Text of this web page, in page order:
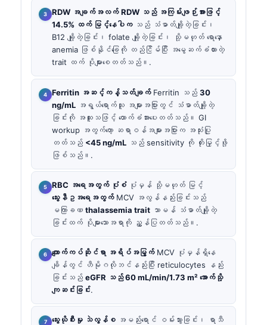
RDW အချက်အလက် RDW သည် အကြမ်းဖျဉ်းအားဖြင့်
14.5% ထက် မြင့်နေပါကသည် သံဓာတ်ချို့တဲ့ခြင်း၊
B12 ချို့တဲ့ခြင်း၊ folate ချို့တဲ့ခြင်း၊ သို့မဟုတ် ရောနှော
anemia ဖြစ်နိုင်ခြေကို တည်ငြိမ်ပြီး အမွေဆက်ခံထားတဲ့
trait ထက် ပိုများစေတတ်သည်။.
Ferritin အဆင့်ကန့်သတ်ချက်Ferritin သည် 30
ng/mL အရွယ်ရောက်သူ အများအပြားတွင် သံဓာတ်ချို့တဲ့
ခြင်းကို အထူးသဖြင့် ထောက်ခံအားပေးတတ်သည်။ GI
workup အတွက်တော့ ဆရာဝန်အများအပြားက အသုံးပြု
တတ်သည် <45 ng/mL သည် sensitivity ကို တိုးမြှင့်ဖို့
ဖြစ်သည်။.
RBC အရေအတွက် ပုံစံပုံမှန် သို့မဟုတ် မြင့်
သွေးနီဥအရေအတွက်MCV အလွန်နည်းခြင်းသည်
မကြာခဏ thalassemia trait သာမန် သံဓာတ်ချို့တဲ့
ခြင်းထက် ပိုများသောအရာကို ညွှန်ပြတတ်သည်။.
ကျောက်ကပ်ဆိုင်ရာ အရိပ်အမြွက်MCV ပုံမှန်ရှိနေ
ချိန်တွင် ဟီမိုဂလိုဘင်နည်းပြီး reticulocytes နည်း
ခြင်းသည် eGFR သည် 60 mL/min/1.73 m² အောက်သို့
ကျဆင်းခြင်း.
သွေးယိုစီးမှု သဲလွန်စ အမည်းရောင် ဝမ်းသွားခြင်း၊ ရာသီ